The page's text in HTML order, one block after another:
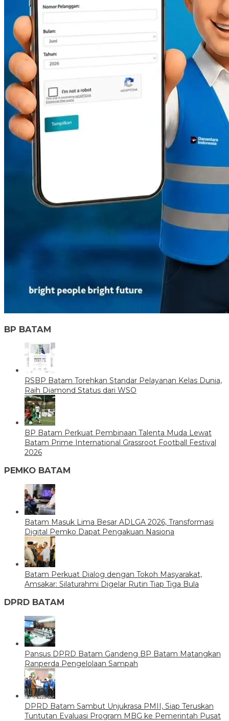
BP BATAM
RSBP Batam Torehkan Standar Pelayanan Kelas Dunia,
Raih Diamond Status dari WSO
BP Batam Perkuat Pembinaan Talenta Muda Lewat
Batam Prime International Grassroot Football Festival
2026
PEMKO BATAM
Batam Masuk Lima Besar ADLGA 2026, Transformasi
Digital Pemko Dapat Pengakuan Nasiona
Batam Perkuat Dialog dengan Tokoh Masyarakat,
Amsakar: Silaturahmi Digelar Rutin Tiap Tiga Bula
DPRD BATAM
Pansus DPRD Batam Gandeng BP Batam Matangkan
Ranperda Pengelolaan Sampah
DPRD Batam Sambut Unjukrasa PMII, Siap Teruskan
Tuntutan Evaluasi Program MBG ke Pemerintah Pusat